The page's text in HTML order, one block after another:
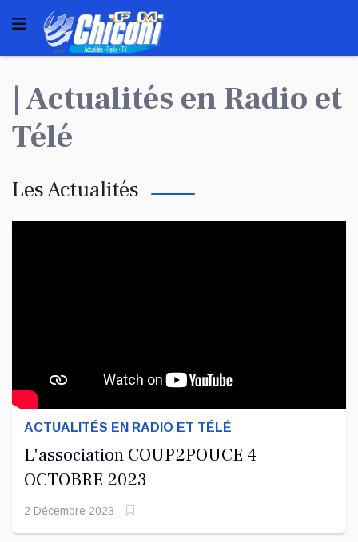
| Actualités en Radio et
Télé
Les Actualités
ACTUALITÉS EN RADIO ET TÉLÉ
L'association COUP2POUCE 4
OCTOBRE 2023
2 Décembre 2023